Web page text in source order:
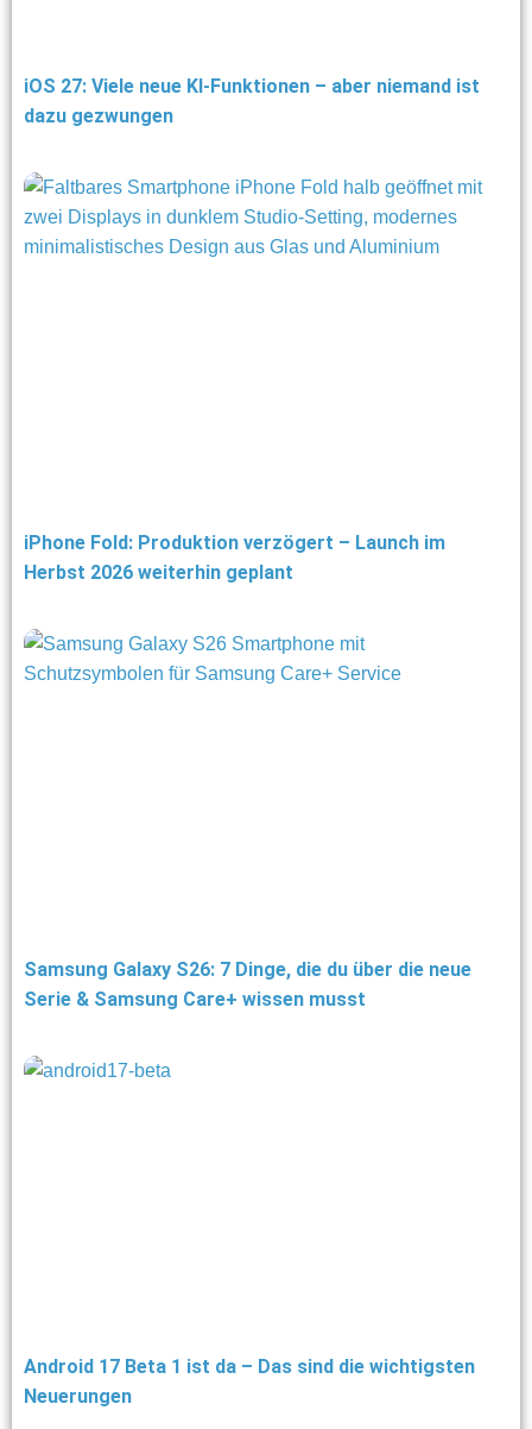
iOS 27: Viele neue KI-Funktionen – aber niemand ist
dazu gezwungen
iPhone Fold: Produktion verzögert – Launch im
Herbst 2026 weiterhin geplant
Samsung Galaxy S26: 7 Dinge, die du über die neue
Serie & Samsung Care+ wissen musst
Android 17 Beta 1 ist da – Das sind die wichtigsten
Neuerungen